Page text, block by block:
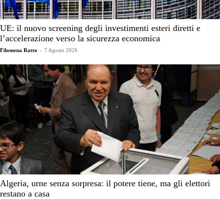
UE: il nuovo screening degli investimenti esteri diretti e
l’accelerazione verso la sicurezza economica
Filomena Ratto - 7 Agosto 2026
Algeria, urne senza sorpresa: il potere tiene, ma gli elettori
restano a casa